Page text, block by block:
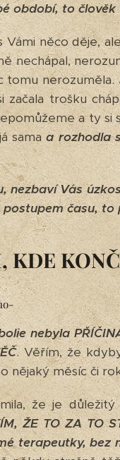
období, to
Vámi něco děje,
nechápal,
tomu
začala trošku
a ty si
samaa rozhodla
nezbaví Vás
času, to
KDE
nebyla
. Věřím, že
nějaký měsíc či
že je
ŽE TO ZA TO
terapeutky, bez